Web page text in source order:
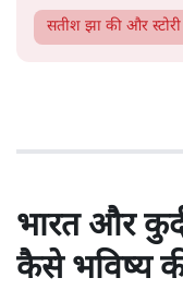
सतीश झा की और
भारत और
कैसे भविष्य